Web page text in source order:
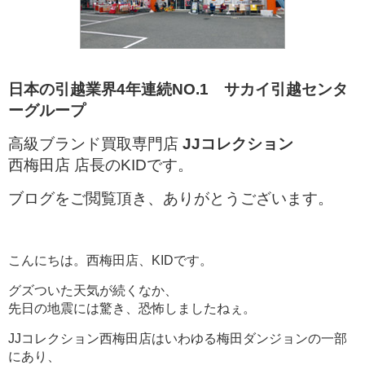
日本の引越業界4年連続NO.1 サカイ引越センタ
ーグループ
高級ブランド買取専門店 JJコレクション
西梅田店 店長のKIDです。
ブログをご閲覧頂き、ありがとうございます。
こんにちは。西梅田店、KIDです。
グズついた天気が続くなか、
先日の地震には驚き、恐怖しましたねぇ。
JJコレクション西梅田店はいわゆる梅田ダンジョンの一部
にあり、